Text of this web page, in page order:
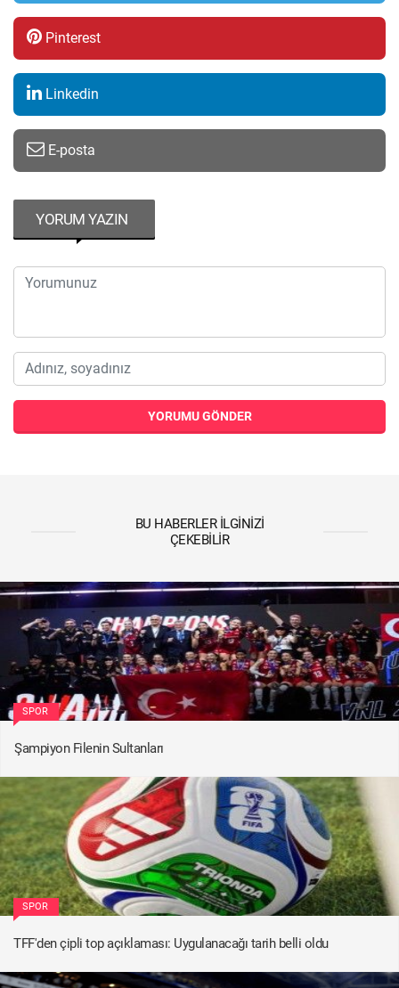
Pinterest
Linkedin
E-posta
YORUM YAZIN
YORUMU GÖNDER
BU HABERLER İLGINIZI
ÇEKEBILIR
SPOR
Şampiyon Filenin Sultanları
SPOR
TFF'den çipli top açıklaması: Uygulanacağı tarih belli oldu